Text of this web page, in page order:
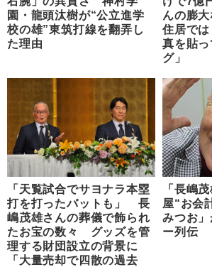
園・龍頭汰樹が“公立進学
校の雄”東筑打線を翻弄し
た理由
んの膨
住居で
真を貼
グ」
「天覧試合でサヨナラ本塁
打を打ったバットも」 長
嶋茂雄さんの葬儀で飾られ
たお宝の数々 グッズを管
理する財団設立の背景に
「大量売却で四散の過去
「長嶋
屋“お会
みつお
ー列伝